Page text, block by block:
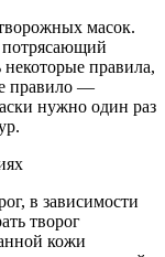
масок.
правила,
правило —
нужно один раз
в зависимости
творог
кожи